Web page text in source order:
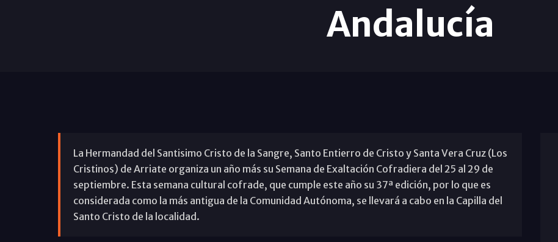
Andalucía
La Hermandad del Santisimo Cristo de la Sangre, Santo Entierro de Cristo y Santa Vera Cruz (Los
Cristinos) de Arriate organiza un año más su Semana de Exaltación Cofradiera del 25 al 29 de
septiembre. Esta semana cultural cofrade, que cumple este año su 37ª edición, por lo que es
considerada como la más antigua de la Comunidad Autónoma, se llevará a cabo en la Capilla del
Santo Cristo de la localidad.